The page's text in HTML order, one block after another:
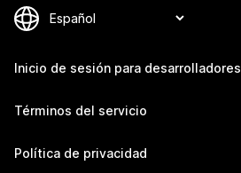
Inicio de sesión para desarrolladores
Términos del servicio
Política de privacidad